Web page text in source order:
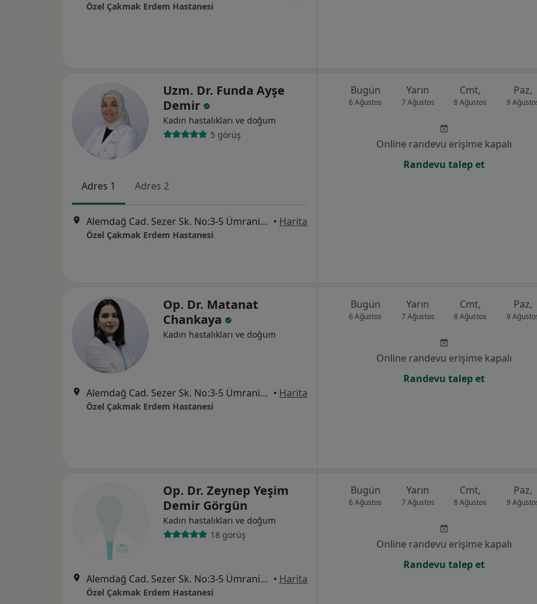
Özel Çakmak Erdem Hastanesi
Uzm. Dr. Funda Ayşe
Demir
Kadın hastalıkları ve doğum
5 görüş
Adres 1 Adres 2
Alemdağ Cad. Sezer Sk. No:3-5 Ümraniye - İstanbul, Ümraniye • Harita
Özel Çakmak Erdem Hastanesi
Bugün
6 Ağustos
Yarın
7 Ağustos
Cmt,
8 Ağustos
Paz,
9
Online randevu erişime kapalı
Randevu talep et
Op. Dr. Matanat
Chankaya
Kadın hastalıkları ve doğum
Alemdağ Cad. Sezer Sk. No:3-5 Ümraniye - İstanbul, Ümraniye • Harita
Özel Çakmak Erdem Hastanesi
Bugün
6 Ağustos
Yarın
7 Ağustos
Cmt,
8 Ağustos
Paz,
9
Online randevu erişime kapalı
Randevu talep et
Op. Dr. Zeynep Yeşim
Demir Görgün
Kadın hastalıkları ve doğum
18 görüş
Alemdağ Cad. Sezer Sk. No:3-5 Ümraniye - İstanbul, Ümraniye • Harita
Özel Çakmak Erdem Hastanesi
Bugün
6 Ağustos
Yarın
7 Ağustos
Cmt,
8 Ağustos
Paz,
9
Online randevu erişime kapalı
Randevu talep et